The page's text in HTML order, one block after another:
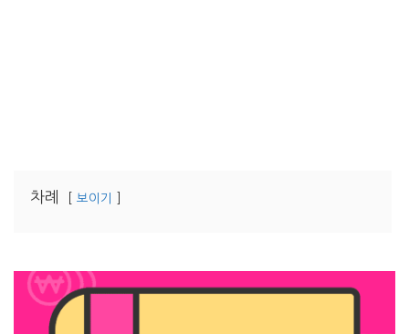
차례 보이기